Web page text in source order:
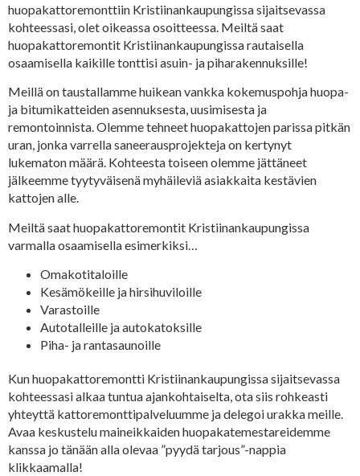
huopakattoremonttiin Kristiinankaupungissa sijaitsevassa
kohteessasi, olet oikeassa osoitteessa. Meiltä saat
huopakattoremontit Kristiinankaupungissa rautaisella
osaamisella kaikille tonttisi asuin- ja piharakennuksille!
Meillä on taustallamme huikean vankka kokemuspohja huopa-
ja bitumikatteiden asennuksesta, uusimisesta ja
remontoinnista. Olemme tehneet huopakattojen parissa pitkän
uran, jonka varrella saneerausprojekteja on kertynyt
lukematon määrä. Kohteesta toiseen olemme jättäneet
jälkeemme tyytyväisenä myhäileviä asiakkaita kestävien
kattojen alle.
Meiltä saat huopakattoremontit Kristiinankaupungissa
varmalla osaamisella esimerkiksi…
Omakotitaloille
Kesämökeille ja hirsihuviloille
Varastoille
Autotalleille ja autokatoksille
Piha- ja rantasaunoille
Kun huopakattoremontti Kristiinankaupungissa sijaitsevassa
kohteessasi alkaa tuntua ajankohtaiselta, ota siis rohkeasti
yhteyttä kattoremonttipalveluumme ja delegoi urakka meille.
Avaa keskustelu maineikkaiden huopakatemestareidemme
kanssa jo tänään alla olevaa ”pyydä tarjous”-nappia
klikkaamalla!